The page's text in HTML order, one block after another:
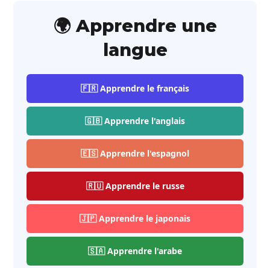
🌍 Apprendre une
langue
🇫🇷 Apprendre le français
🇬🇧 Apprendre l'anglais
🇪🇸 Apprendre l'espagnol
🇷🇺 Apprendre le russe
🇯🇵 Apprendre le japonais
🇸🇦 Apprendre l'arabe